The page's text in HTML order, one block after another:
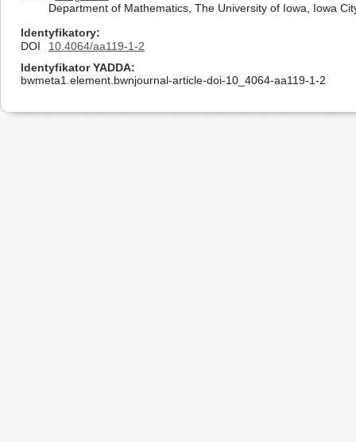
Department of Mathematics, The University of Iowa, Iowa
Identyfikatory
DOI
10.4064/aa119-1-2
Identyfikator YADDA
bwmeta1.element.bwnjournal-article-doi-10_4064-aa119-1-2